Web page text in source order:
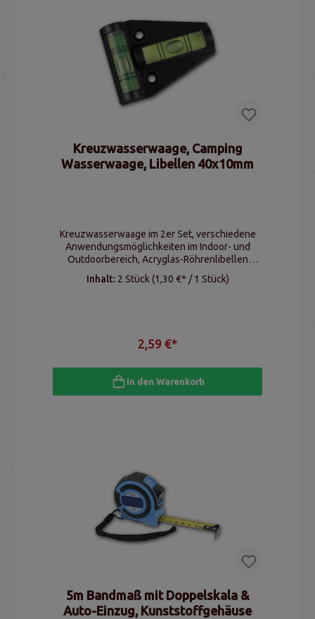
Kreuzwasserwaage, Camping
Wasserwaage, Libellen 40x10mm
Kreuzwasserwaage im 2er Set, verschiedene
Anwendungsmöglichkeiten im Indoor- und
Outdoorbereich, Acryglas-Röhrenlibellen
(40x10mm), mit Montagelöchern
Inhalt: 2 Stück(1,30 €* / 1 Stück)
2,59 €*
In den Warenkorb
5m Bandmaß mit Doppelskala &
Auto-Einzug, Kunststoffgehäuse